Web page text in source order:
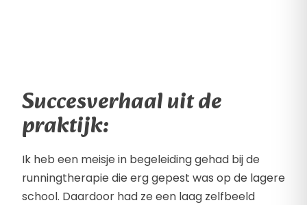
Succesverhaal uit de
praktijk:
Ik heb een meisje in begeleiding gehad bij de
runningtherapie die erg gepest was op de lagere
school. Daardoor had ze een laag zelfbeeld